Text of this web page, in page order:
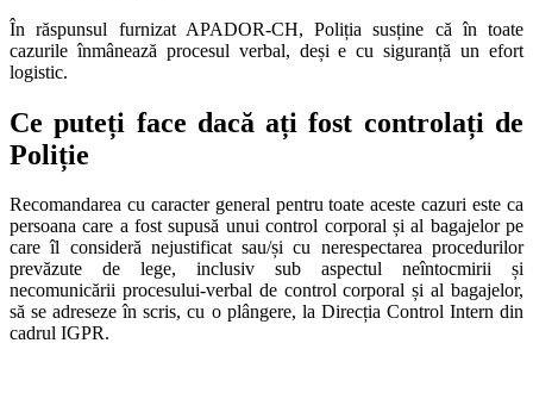
În răspunsul furnizat APADOR-CH, Poliția susține că în toate
cazurile înmânează procesul verbal, deși e cu siguranță un efort
logistic.
Ce puteți face dacă ați fost controlați de
Poliție
Recomandarea cu caracter general pentru toate aceste cazuri este ca
persoana care a fost supusă unui control corporal și al bagajelor pe
care îl consideră nejustificat sau/și cu nerespectarea procedurilor
prevăzute de lege, inclusiv sub aspectul neîntocmirii și
necomunicării procesului-verbal de control corporal și al bagajelor,
să se adreseze în scris, cu o plângere, la Direcția Control Intern din
cadrul IGPR.